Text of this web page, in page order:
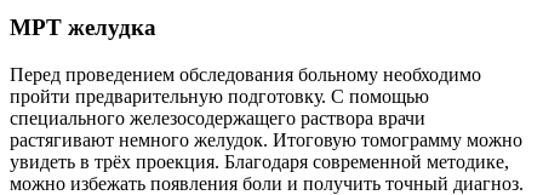
МРТ желудка
Перед проведением обследования больному необходимо
пройти предварительную подготовку. С помощью
специального железосодержащего раствора врачи
растягивают немного желудок. Итоговую томограмму можно
увидеть в трёх проекция. Благодаря современной методике,
можно избежать появления боли и получить точный диагноз.